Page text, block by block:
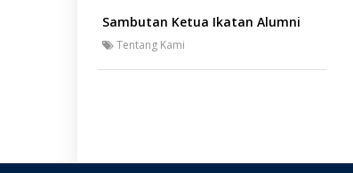
Sambutan Ketua Ikatan Alumni
Tentang Kami